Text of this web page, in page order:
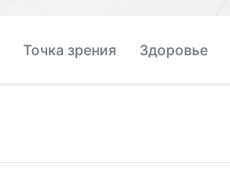
Точка зрения Здоровье